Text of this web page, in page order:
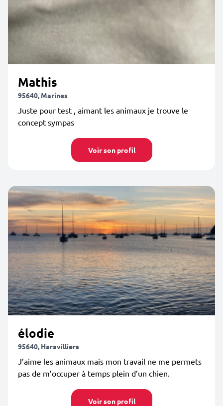
Mathis
95640, Marines
Juste pour test , aimant les animaux je trouve le
concept sympas
Voir son profil
élodie
95640, Haravilliers
J’aime les animaux mais mon travail ne me permets
pas de m’occuper à temps plein d’un chien.
Voir son profil